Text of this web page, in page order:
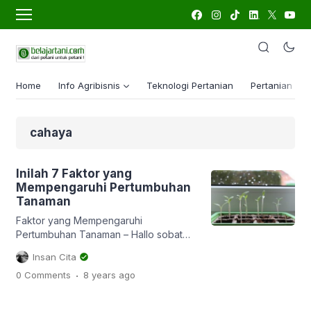
Home Info Agribisnis Teknologi Pertanian Pertanian
cahaya
Inilah 7 Faktor yang
Mempengaruhi Pertumbuhan
Tanaman
Faktor yang Mempengaruhi
Pertumbuhan Tanaman – Hallo sobat
BT, kali ini kita akan bahas tentang 7
faktor yang mempengaruhi
pertumbuhan tanaman ya. Berbicara
Insan Cita
0 Comments . 8 years ago